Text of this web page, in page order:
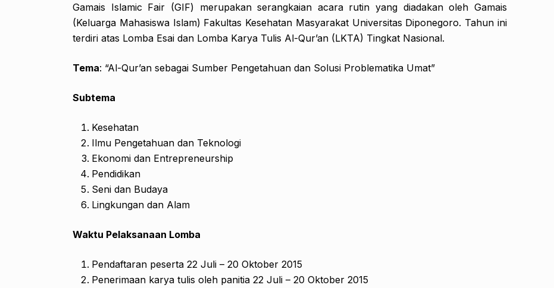
Gamais Islamic Fair (GIF) merupakan serangkaian acara rutin yang diadakan oleh Gamais
(Keluarga Mahasiswa Islam) Fakultas Kesehatan Masyarakat Universitas Diponegoro. Tahun ini
terdiri atas Lomba Esai dan Lomba Karya Tulis Al-Qur’an (LKTA) Tingkat Nasional.
Tema: “Al-Qur’an sebagai Sumber Pengetahuan dan Solusi Problematika Umat”
Subtema
Kesehatan
Ilmu Pengetahuan dan Teknologi
Ekonomi dan Entrepreneurship
Pendidikan
Seni dan Budaya
Lingkungan dan Alam
Waktu Pelaksanaan Lomba
Pendaftaran peserta 22 Juli – 20 Oktober 2015
Penerimaan karya tulis oleh panitia 22 Juli – 20 Oktober 2015